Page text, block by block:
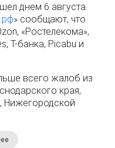
днем 6 августа.
» сообщают, что
«Ростелекома»,
Т-банка, Picabu и
всего жалоб из
края,
Нижегородской